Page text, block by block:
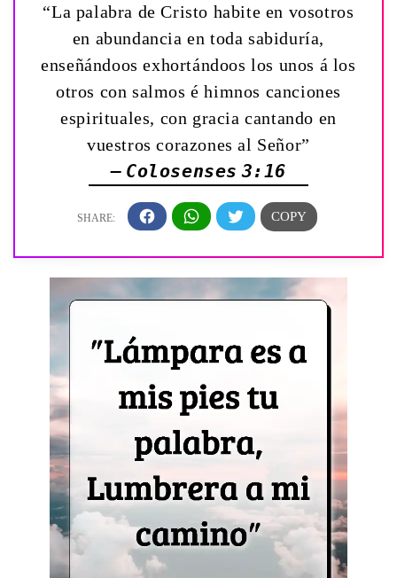
“La palabra de Cristo habite en vosotros
en abundancia en toda sabiduría,
enseñándoos exhortándoos los unos á los
otros con salmos é himnos canciones
espirituales, con gracia cantando en
vuestros corazones al Señor”
— Colosenses 3:16